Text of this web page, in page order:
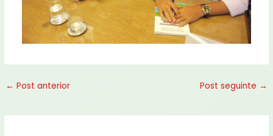
← Post anterior Post seguinte →